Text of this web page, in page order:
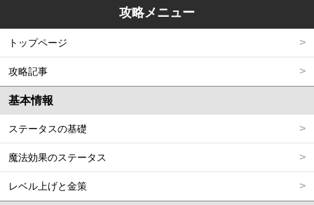
攻略メニュー
トップページ
攻略記事
基本情報
ステータスの基礎
魔法効果のステータス
レベル上げと金策